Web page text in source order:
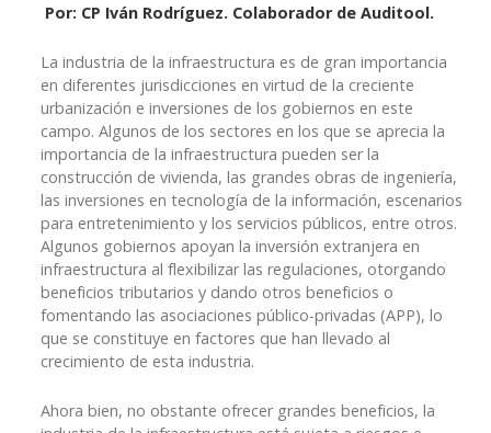
Por: CP Iván Rodríguez. Colaborador de Auditool.
La industria de la infraestructura es de gran importancia
en diferentes jurisdicciones en virtud de la creciente
urbanización e inversiones de los gobiernos en este
campo. Algunos de los sectores en los que se aprecia la
importancia de la infraestructura pueden ser la
construcción de vivienda, las grandes obras de ingeniería,
las inversiones en tecnología de la información, escenarios
para entretenimiento y los servicios públicos, entre otros.
Algunos gobiernos apoyan la inversión extranjera en
infraestructura al flexibilizar las regulaciones, otorgando
beneficios tributarios y dando otros beneficios o
fomentando las asociaciones público-privadas (APP), lo
que se constituye en factores que han llevado al
crecimiento de esta industria.
Ahora bien, no obstante ofrecer grandes beneficios, la